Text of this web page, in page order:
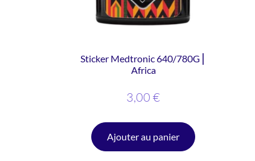
Sticker Medtronic 640/780G ⎜
Africa
3,00 €
Ajouter au panier